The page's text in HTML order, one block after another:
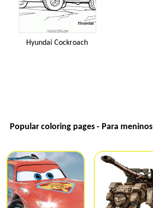
Hyundai Cockroach
Popular coloring pages - Para meninos